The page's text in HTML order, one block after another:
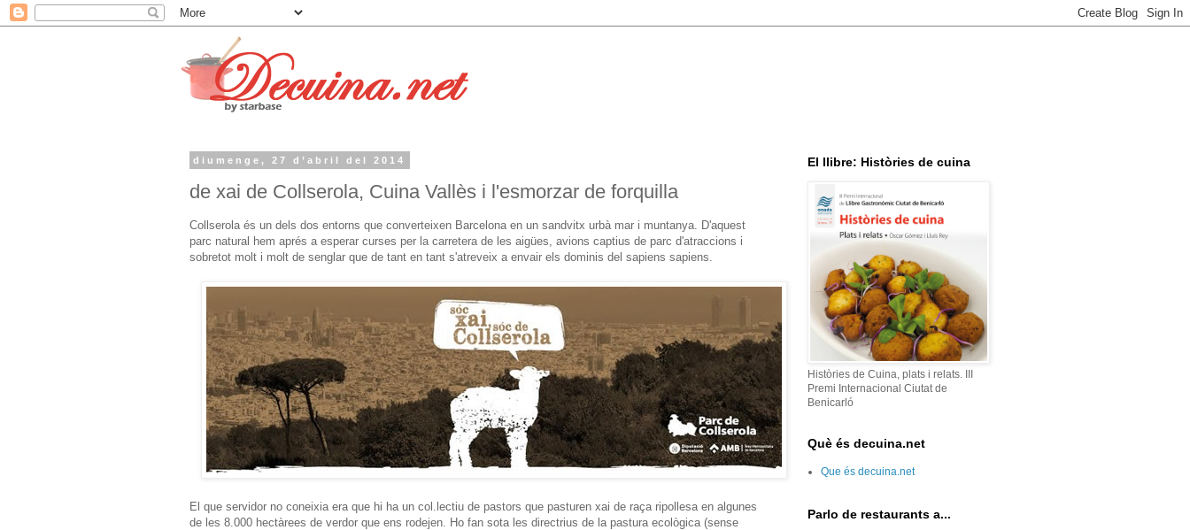
diumenge, 27 d’abril del 2014
de xai de Collserola, Cuina Vallès i l'esmorzar de forquilla
Collserola és un dels dos entorns que converteixen Barcelona en un sandvitx urbà mar i muntanya. D'aquest
parc natural hem aprés a esperar curses per la carretera de les aigües, avions captius de parc d'atraccions i
sobretot molt i molt de senglar que de tant en tant s'atreveix a envair els dominis del sapiens sapiens.
El que servidor no coneixia era que hi ha un col.lectiu de pastors que pasturen xai de raça ripollesa en algunes
de les 8.000 hectàrees de verdor que ens rodejen. Ho fan sota les directrius de la pastura ecològica (sense
El llibre: Històries de cuina
Històries de Cuina, plats i relats. III
Premi Internacional Ciutat de
Benicarló
Què és decuina.net
Que és decuina.net
Parlo de restaurants a...